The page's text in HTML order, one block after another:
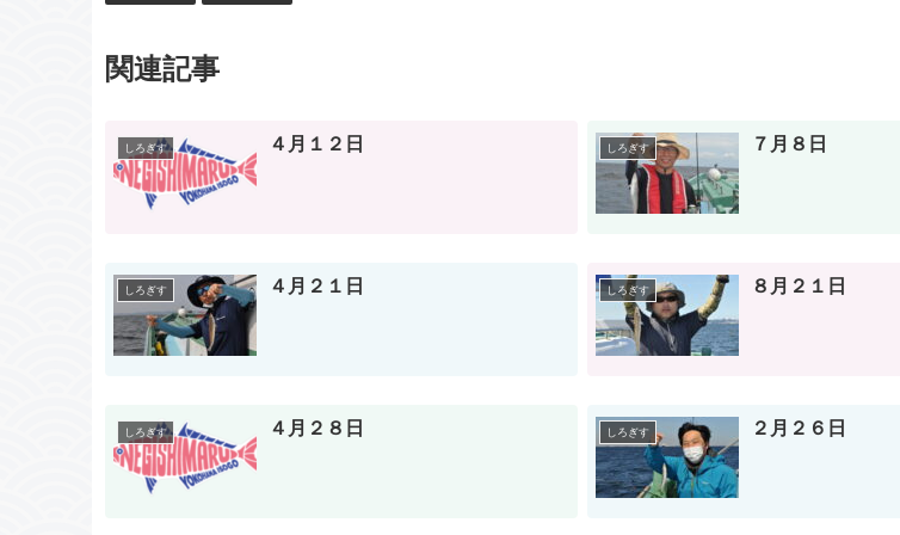
関連記事
しろぎす ４月１２日 しろぎす ７月８日
しろぎす ４月２１日 しろぎす ８月２１日
しろぎす ４月２８日 しろぎす ２月２６日